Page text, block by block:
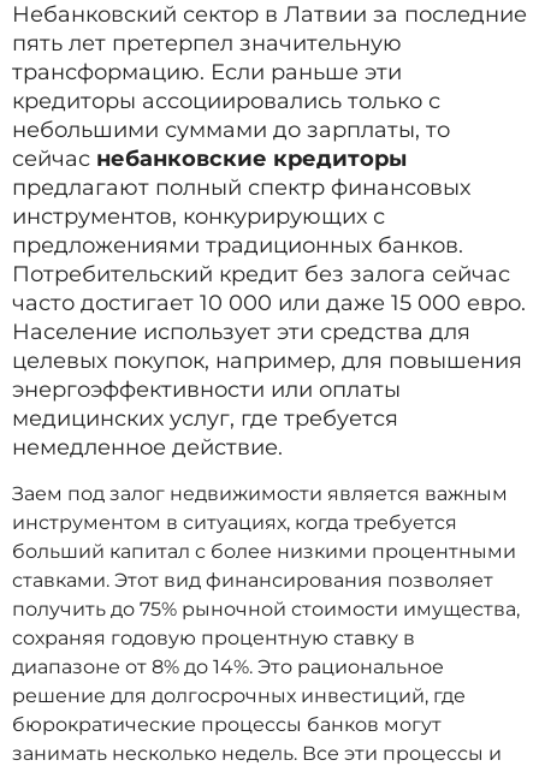
Небанковский сектор в Латвии за последние
пять лет претерпел значительную
трансформацию. Если раньше эти
кредиторы ассоциировались только с
небольшими суммами до зарплаты, то
сейчас небанковские кредиторы
предлагают полный спектр финансовых
инструментов, конкурирующих с
предложениями традиционных банков.
Потребительский кредит без залога сейчас
часто достигает 10 000 или даже 15 000 евро.
Население использует эти средства для
целевых покупок, например, для повышения
энергоэффективности или оплаты
медицинских услуг, где требуется
немедленное действие.
Заем под залог недвижимости является важным
инструментом в ситуациях, когда требуется
больший капитал с более низкими процентными
ставками. Этот вид финансирования позволяет
получить до 75% рыночной стоимости имущества,
сохраняя годовую процентную ставку в
диапазоне от 8% до 14%. Это рациональное
решение для долгосрочных инвестиций, где
бюрократические процессы банков могут
занимать несколько недель. Все эти процессы и